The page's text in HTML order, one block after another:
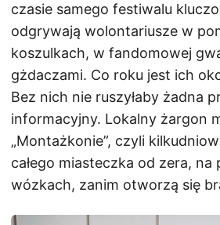
czasie samego festiwalu
odgrywają wolontariusze w
koszulkach, w fandomowej
gżdaczami. Co roku jest ich
Bez nich nie ruszyłaby żadna
informacyjny. Lokalny żargon
„Montażkonie”, czyli
całego miasteczka od zera, na
wózkach, zanim otworzą się